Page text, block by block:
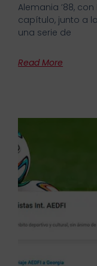
Alemania ’88,
capítulo, junto a la
una serie de
Read More